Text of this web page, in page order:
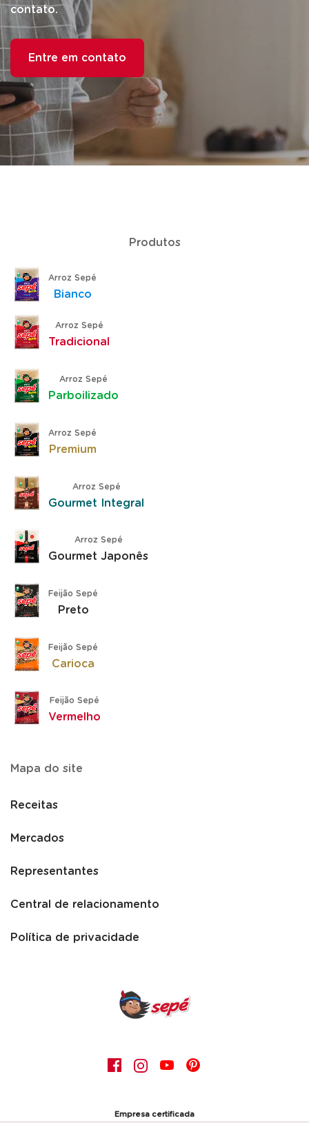
contato.
Entre em contato
Empresa certificada
Mapa do site
Receitas
Mercados
Representantes
Central de relacionamento
Política de privacidade
Produtos
Arroz Sepé
Bianco
Arroz Sepé
Tradicional
Arroz Sepé
Parboilizado
Arroz Sepé
Premium
Arroz Sepé
Gourmet Integral
Arroz Sepé
Gourmet Japonês
Feijão Sepé
Preto
Feijão Sepé
Carioca
Feijão Sepé
Vermelho